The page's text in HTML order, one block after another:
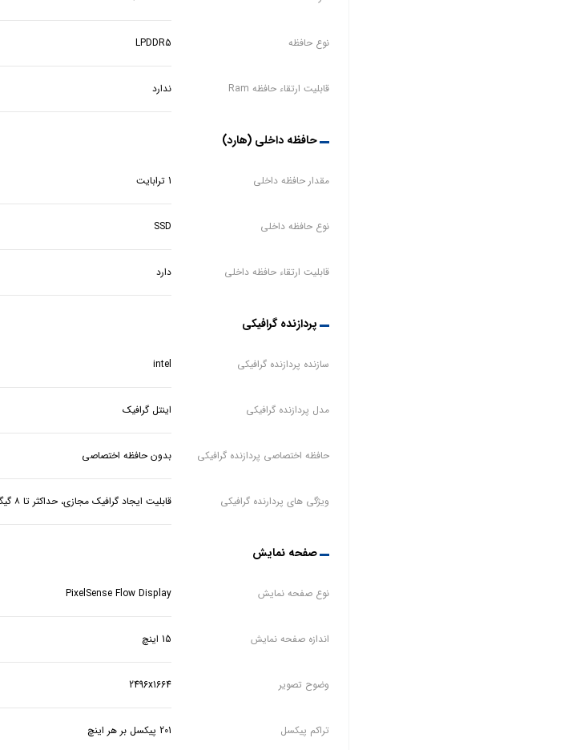
نوع حافظه LPDDR5
قابلیت ارتقاء حافظه Ram ندارد
حافظه داخلی (هارد)
مقدار حافظه داخلی 1 ترابایت
نوع حافظه داخلی SSD
قابلیت ارتقاء حافظه داخلی دارد
پردازنده گرافیکی
سازنده پردازنده گرافیکی intel
مدل پردازنده گرافیکی اینتل گرافیک
حافظه اختصاصی پردازنده گرافیکی بدون حافظه اختصاصی
ویژگی های پردارنده گرافیکی قابلیت ایجاد گرافیک مجازی، حداکثر تا ۸ گیگابایت
صفحه نمایش
نوع صفحه نمایش PixelSense Flow Display
اندازه صفحه نمایش 15 اینچ
وضوح تصویر 2496x1664
تراکم پیکسل 201 پیکسل بر هر اینچ